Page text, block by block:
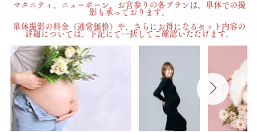
マタニティ、ニューボーン、お宮参りの各プランは、単体での撮
影も承っております。
単体撮影の料金（通常価格）や、さらにお得になるセット内容の
詳細については、下記にて一括してご確認いただけます。